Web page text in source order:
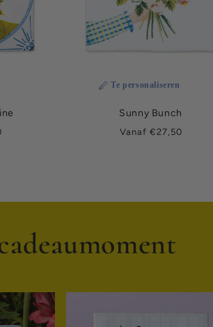
Te personaliseren
Sunny Bunch
Normale
Vanaf €27,50